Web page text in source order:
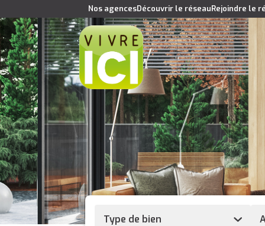
Nos agencesDécouvrir le réseauRejoindre le
Type de bien